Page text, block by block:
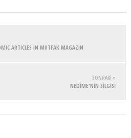
ARTICLES IN MUTFAK MAGAZIN
SONRAKI »
NEDİME'NİN SİLGİSİ